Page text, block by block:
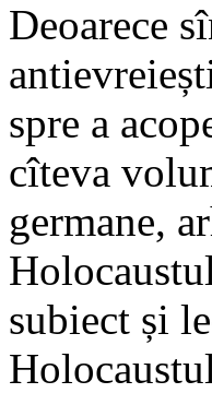
Deoarece
spre a
cîteva
germane,
subiect și